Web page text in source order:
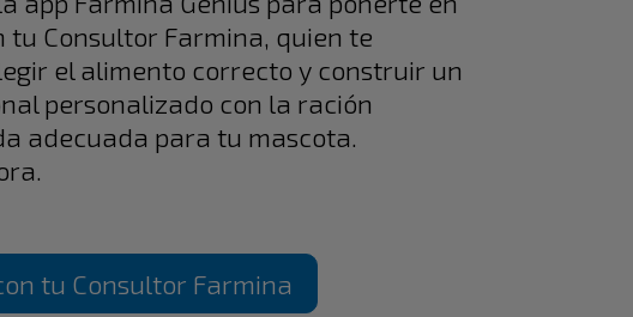
tu Consultor Farmina, quien te
el alimento correcto y construir un
personalizado con la ración
adecuada para tu mascota.
tu Consultor Farmina